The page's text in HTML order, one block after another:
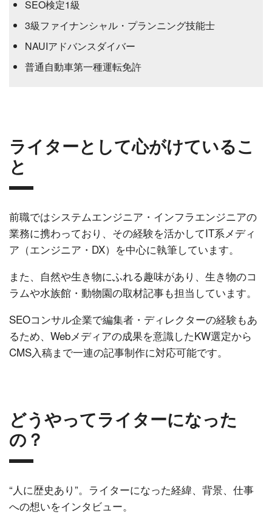
SEO検定1級
3級ファイナンシャル・プランニング技能士
NAUIアドバンスダイバー
普通自動車第一種運転免許
ライターとして心がけているこ
と
前職ではシステムエンジニア・インフラエンジニアの
業務に携わっており、その経験を活かしてIT系メディ
ア（エンジニア・DX）を中心に執筆しています。
また、自然や生き物にふれる趣味があり、生き物のコ
ラムや水族館・動物園の取材記事も担当しています。
SEOコンサル企業で編集者・ディレクターの経験もあ
るため、Webメディアの成果を意識したKW選定から
CMS入稿まで一連の記事制作に対応可能です。
どうやってライターになった
の？
“人に歴史あり”。ライターになった経緯、背景、仕事
への想いをインタビュー。